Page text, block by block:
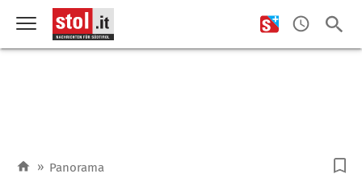
» Panorama